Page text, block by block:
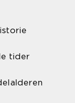
tider